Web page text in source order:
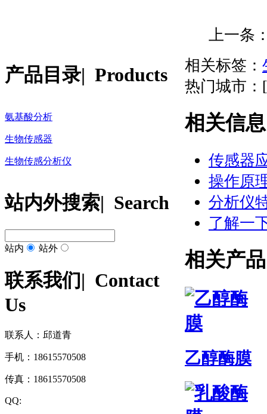
产品目录| Products
氨基酸分析
生物传感器
生物传感分析仪
站内外搜索| Search
站内 站外
联系我们| Contact
Us
联系人：邱道青
手机：18615570508
传真：18615570508
QQ:
上一条
相关标签：
热门城市
相关信息
传感器
操作原
分析仪
了解一
相关产品
乙醇酶膜